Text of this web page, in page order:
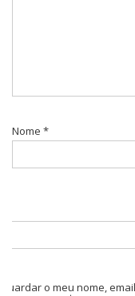
Nome *
Guardar o meu nome,